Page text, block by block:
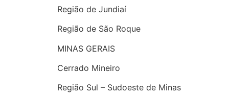
Região de Jundiaí
Região de São Roque
MINAS GERAIS
Cerrado Mineiro
Região Sul – Sudoeste de Minas